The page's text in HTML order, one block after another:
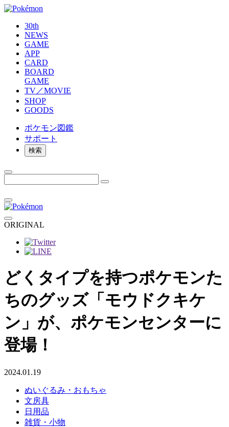
30th
NEWS
GAME
APP
CARD
BOARD
GAME
TV／MOVIE
SHOP
GOODS
ポケモン図鑑
サポート
検索
ORIGINAL
どくタイプを持つポケモンた
ちのグッズ「モウドクキケ
ン」が、ポケモンセンターに
登場！
2024.01.19
ぬいぐるみ・おもちゃ
文房具
日用品
雑貨・小物